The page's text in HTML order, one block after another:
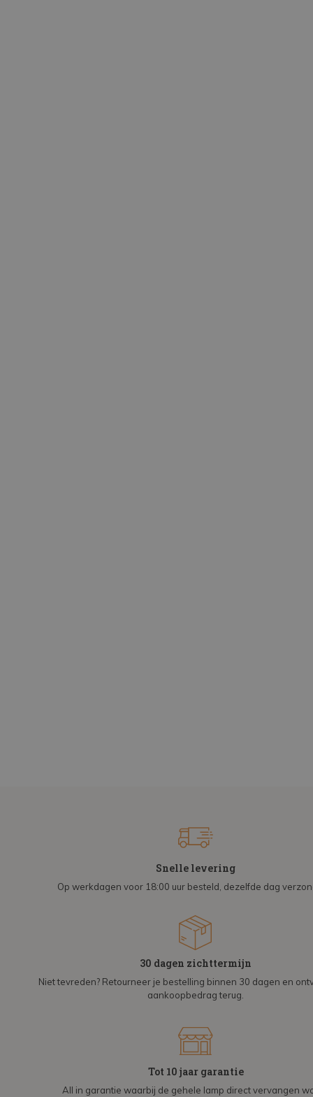
Snelle levering
Op werkdagen voor 18:00 uur besteld, dezelfde dag
30 dagen zichttermijn
Niet tevreden? Retourneer je bestelling binnen 30 dagen en
aankoopbedrag terug.
Tot 10 jaar garantie
All in garantie waarbij de gehele lamp direct vervangen